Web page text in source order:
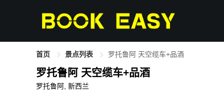
首页 景点列表 罗托鲁阿 天空缆车+品酒
罗托鲁阿 天空缆车+品酒
罗托鲁阿, 新西兰